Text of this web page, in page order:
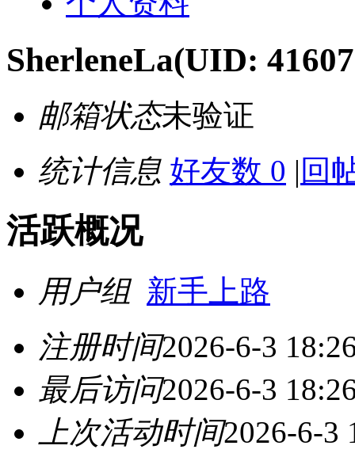
SherleneLa(UID:
邮箱状态未验证
统计信息 好友数 0 | 回
活跃概况
用户组 新手上路
注册时间2026-6-3
最后访问2026-6-3
上次活动时间2026-6-3